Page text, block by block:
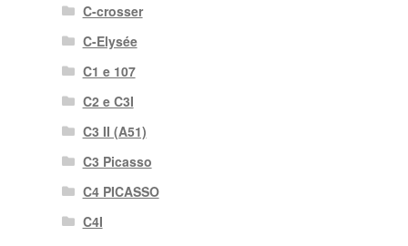
C-crosser
C-Elysée
C1 e 107
C2 e C3I
C3 II (A51)
C3 Picasso
C4 PICASSO
C4I